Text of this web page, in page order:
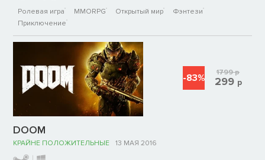
Ролевая игра MMORPG Открытый мир
Фэнтези
Приключение
DOOM
КРАЙНЕ ПОЛОЖИТЕЛЬНЫЕ 13 МАЯ 2016
-83% 1799р
299 р